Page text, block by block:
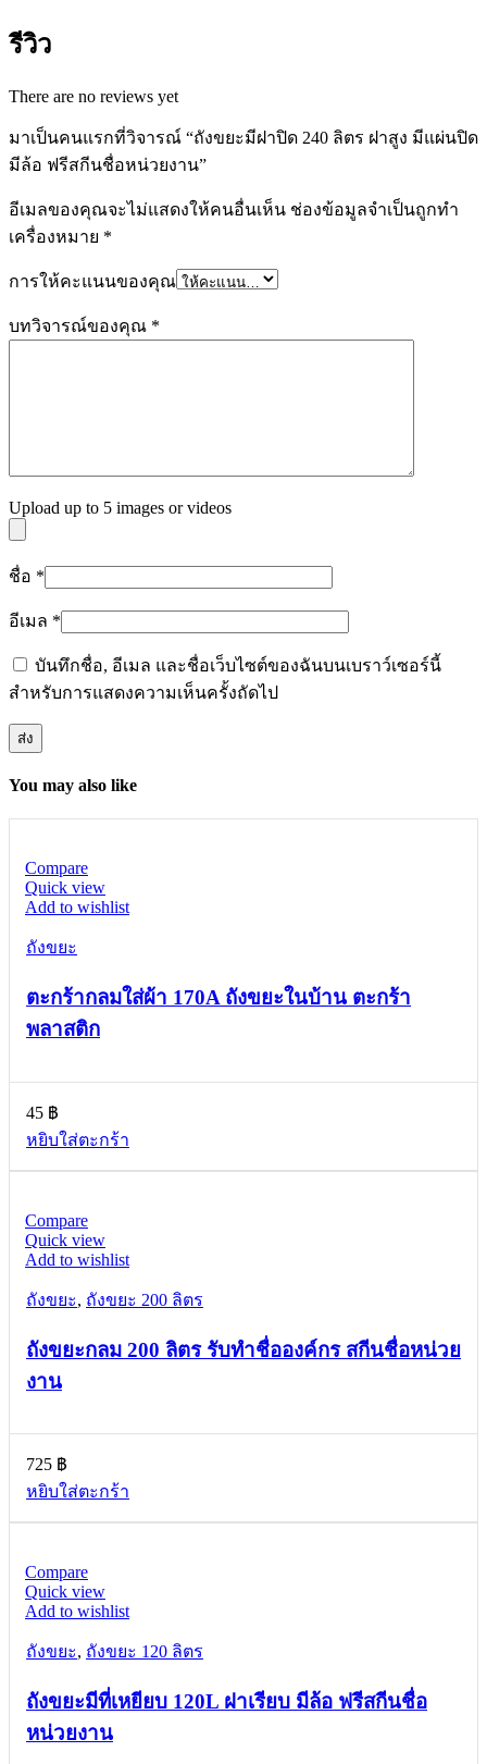
รีวิว
There are no reviews yet
มาเป็นคนแรกที่วิจารณ์ “ถังขยะมีฝาปิด 240 ลิตร ฝาสูง มีแผ่นปิด
มีล้อ ฟรีสกีนชื่อหน่วยงาน”
อีเมลของคุณจะไม่แสดงให้คนอื่นเห็น ช่องข้อมูลจำเป็นถูกทำ
เครื่องหมาย *
การให้คะแนนของคุณ
บทวิจารณ์ของคุณ *
Upload up to 5 images or videos
ชื่อ *
อีเมล *
บันทึกชื่อ, อีเมล และชื่อเว็บไซต์ของฉันบนเบราว์เซอร์นี้
สำหรับการแสดงความเห็นครั้งถัดไป
You may also like
Compare
Quick view
Add to wishlist
ถังขยะ
ตะกร้ากลมใส่ผ้า 170A ถังขยะในบ้าน ตะกร้า
พลาสติก
45 ฿
หยิบใส่ตะกร้า
Compare
Quick view
Add to wishlist
ถังขยะ, ถังขยะ 200 ลิตร
ถังขยะกลม 200 ลิตร รับทำชื่อองค์กร สกีนชื่อหน่วย
งาน
725 ฿
หยิบใส่ตะกร้า
Compare
Quick view
Add to wishlist
ถังขยะ, ถังขยะ 120 ลิตร
ถังขยะมีที่เหยียบ 120L ฝาเรียบ มีล้อ ฟรีสกีนชื่อ
หน่วยงาน